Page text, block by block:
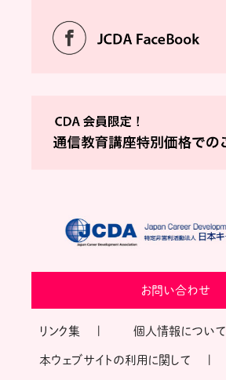
お問い合わせ
リンク集 個人情報について
本ウェブサイトの利用に関して